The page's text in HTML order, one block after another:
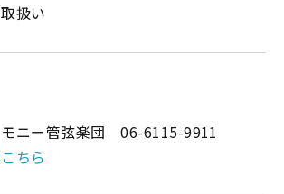
扱い
モニー管弦楽団 06-6115-9911
ちら